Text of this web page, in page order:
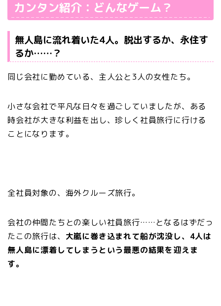
カンタン紹介：どんなゲーム？
無人島に流れ着いた4人。脱出するか、永住す
るか……？
同じ会社に勤めている、主人公と3人の女性たち。
小さな会社で平凡な日々を過ごしていましたが、ある
時会社が大きな利益を出し、珍しく社員旅行に行ける
ことになります。
全社員対象の、海外クルーズ旅行。
会社の仲間たちとの楽しい社員旅行……となるはずだっ
たこの旅行は、 大嵐に巻き込まれて船が沈没し、4人は
無人島に漂着してしまうという最悪の結果を迎えま
す。